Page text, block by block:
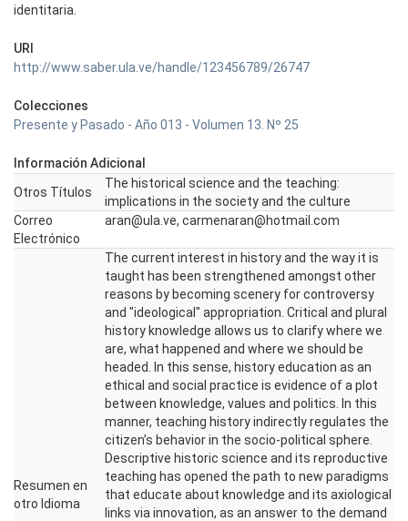
identitaria.
URI
http://www.saber.ula.ve/handle/123456789/26747
Colecciones
Presente y Pasado - Año 013 - Volumen 13. Nº 25
Información Adicional
Otros Títulos
The historical science and the teaching:
implications in the society and the culture
Correo
Electrónico
aran@ula.ve, carmenaran@hotmail.com
Resumen en
otro Idioma
The current interest in history and the way it is
taught has been strengthened amongst other
reasons by becoming scenery for controversy
and "ideological" appropriation. Critical and plural
history knowledge allows us to clarify where we
are, what happened and where we should be
headed. In this sense, history education as an
ethical and social practice is evidence of a plot
between knowledge, values and politics. In this
manner, teaching history indirectly regulates the
citizen’s behavior in the socio-political sphere.
Descriptive historic science and its reproductive
teaching has opened the path to new paradigms
that educate about knowledge and its axiological
links via innovation, as an answer to the demand